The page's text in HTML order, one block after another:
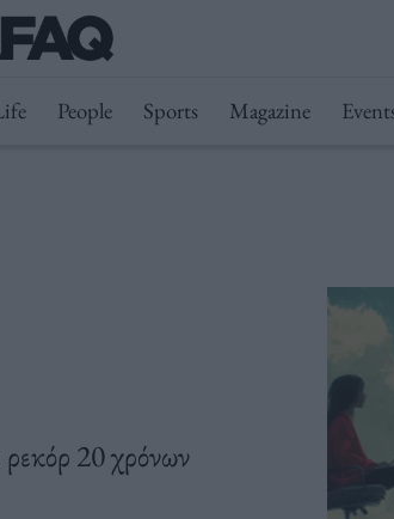
People Sports Magazine
20 χρόνων